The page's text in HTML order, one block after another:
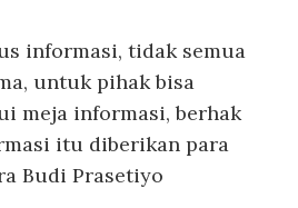
informasi, tidak semua
untuk pihak bisa
meja informasi, berhak
itu diberikan para
Budi Prasetiyo